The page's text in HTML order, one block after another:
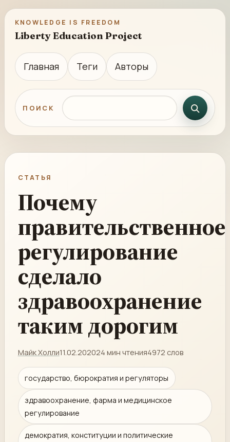
KNOWLEDGE IS FREEDOM
Liberty Education Project
Главная Теги Авторы
ПОИСК Поиск по сайту
СТАТЬЯ
Почему
правительственное
регулирование
сделало
здравоохранение
таким дорогим
Майк Холли11.02.202024 мин чтения4972 слов
государство, бюрократия и регуляторы
здравоохранение, фарма и медицинское
регулирование
демократия, конституции и политические